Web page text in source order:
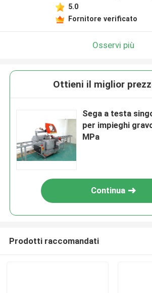
5.0
Fornitore verificato
Osservi più
Ottieni il miglior
Sega a testa
per impieghi
MPa
Continua
Prodotti raccomandati